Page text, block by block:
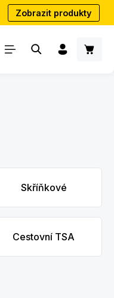
Zobrazit produkty
Skříňkové
Cestovní TSA